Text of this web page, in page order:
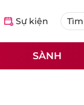
Sự kiện
SÀNH